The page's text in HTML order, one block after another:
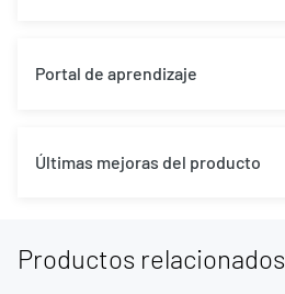
Portal de aprendizaje
Últimas mejoras del producto
Productos relacionados